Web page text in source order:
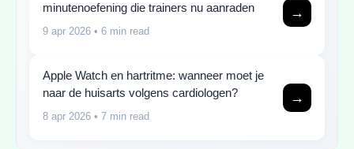
minutenoefening die trainers nu aanraden
9 apr 2026 • 6 min read
→
Apple Watch en hartritme: wanneer moet je
naar de huisarts volgens cardiologen?
8 apr 2026 • 7 min read
→